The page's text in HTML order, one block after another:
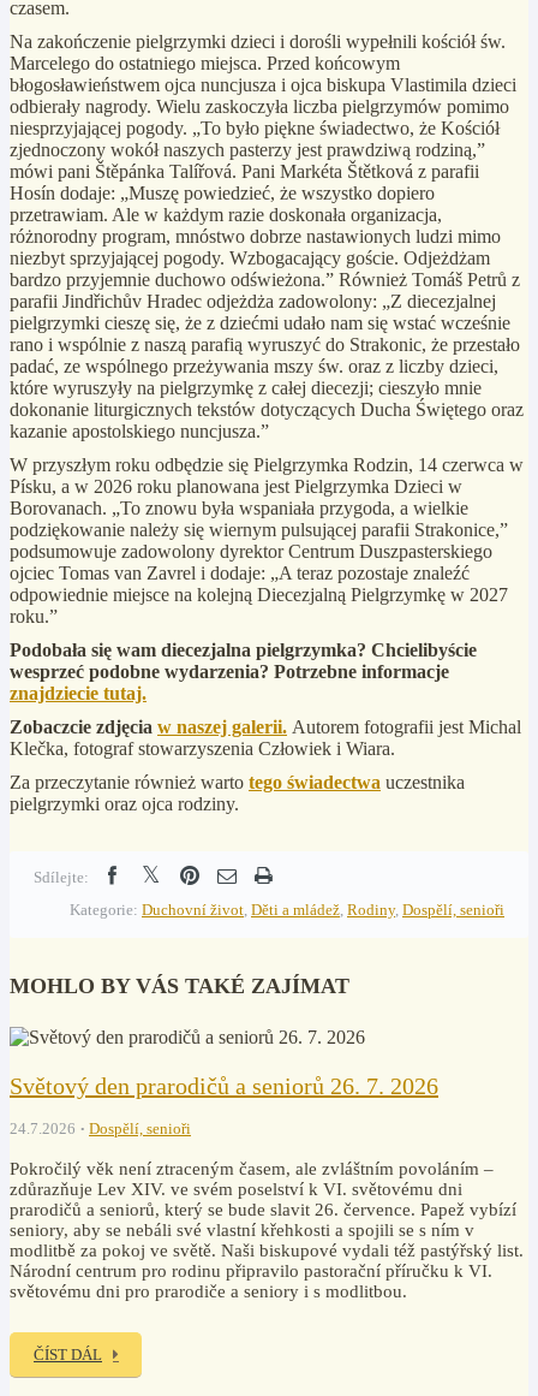
czasem.
Na zakończenie pielgrzymki dzieci i dorośli wypełnili kościół św.
Marcelego do ostatniego miejsca. Przed końcowym
błogosławieństwem ojca nuncjusza i ojca biskupa Vlastimila dzieci
odbierały nagrody. Wielu zaskoczyła liczba pielgrzymów pomimo
niesprzyjającej pogody. „To było piękne świadectwo, że Kościół
zjednoczony wokół naszych pasterzy jest prawdziwą rodziną,”
mówi pani Štěpánka Talířová. Pani Markéta Štětková z parafii
Hosín dodaje: „Muszę powiedzieć, że wszystko dopiero
przetrawiam. Ale w każdym razie doskonała organizacja,
różnorodny program, mnóstwo dobrze nastawionych ludzi mimo
niezbyt sprzyjającej pogody. Wzbogacający goście. Odjeżdżam
bardzo przyjemnie duchowo odświeżona.” Również Tomáš Petrů z
parafii Jindřichův Hradec odjeżdża zadowolony: „Z diecezjalnej
pielgrzymki cieszę się, że z dziećmi udało nam się wstać wcześnie
rano i wspólnie z naszą parafią wyruszyć do Strakonic, że przestało
padać, ze wspólnego przeżywania mszy św. oraz z liczby dzieci,
które wyruszyły na pielgrzymkę z całej diecezji; cieszyło mnie
dokonanie liturgicznych tekstów dotyczących Ducha Świętego oraz
kazanie apostolskiego nuncjusza.”
W przyszłym roku odbędzie się Pielgrzymka Rodzin, 14 czerwca w
Písku, a w 2026 roku planowana jest Pielgrzymka Dzieci w
Borovanach. „To znowu była wspaniała przygoda, a wielkie
podziękowanie należy się wiernym pulsującej parafii Strakonice,”
podsumowuje zadowolony dyrektor Centrum Duszpasterskiego
ojciec Tomas van Zavrel i dodaje: „A teraz pozostaje znaleźć
odpowiednie miejsce na kolejną Diecezjalną Pielgrzymkę w 2027
roku.”
Podobała się wam diecezjalna pielgrzymka? Chcielibyście
wesprzeć podobne wydarzenia? Potrzebne informacje
znajdziecie tutaj.
Zobaczcie zdjęcia w naszej galerii. Autorem fotografii jest Michal
Klečka, fotograf stowarzyszenia Człowiek i Wiara.
Za przeczytanie również warto tego świadectwa uczestnika
pielgrzymki oraz ojca rodziny.
Sdílejte:
Kategorie: Duchovní život, Děti a mládež, Rodiny, Dospělí, senioři
MOHLO BY VÁS TAKÉ ZAJÍMAT
Světový den prarodičů a seniorů 26. 7. 2026
24.7.2026 Dospělí, senioři
Pokročilý věk není ztraceným časem, ale zvláštním povoláním –
zdůrazňuje Lev XIV. ve svém poselství k VI. světovému dni
prarodičů a seniorů, který se bude slavit 26. července. Papež vybízí
seniory, aby se nebáli své vlastní křehkosti a spojili se s ním v
modlitbě za pokoj ve světě. Naši biskupové vydali též pastýřský list.
Národní centrum pro rodinu připravilo pastorační příručku k VI.
světovému dni pro prarodiče a seniory i s modlitbou.
ČÍST DÁL